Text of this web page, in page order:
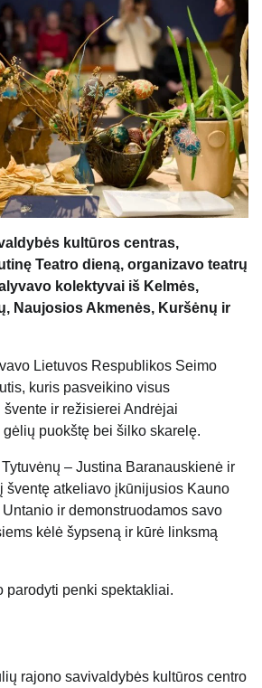
kultūros centras,
Teatro dieną, organizavo teatrų
kolektyvai iš Kelmės,
Naujosios Akmenės, Kuršėnų ir
Lietuvos Respublikos Seimo
kuris pasveikino visus
ir režisierei Andrėjai
puokštę bei šilko skarelę.
– Justina Baranauskienė ir
šventę atkeliavo įkūnijusios Kauno
ir demonstruodamos savo
kėlė šypseną ir kūrė linksmą
parodyti penki spektakliai.
rajono savivaldybės kultūros centro